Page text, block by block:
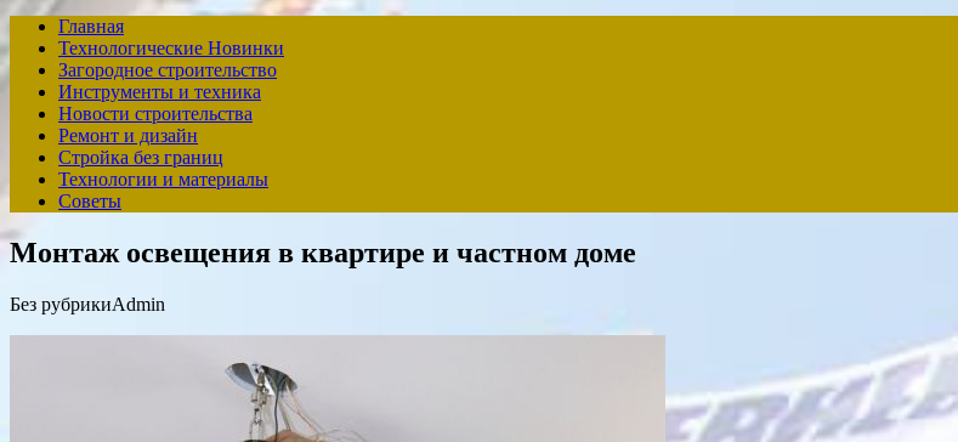
Главная
Технологические Новинки
Загородное строительство
Инструменты и техника
Новости строительства
Ремонт и дизайн
Стройка без границ
Технологии и материалы
Советы
Монтаж освещения в квартире и частном доме
Без рубрикиAdmin